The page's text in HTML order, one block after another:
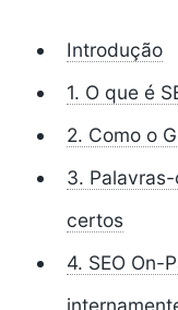
Introdução
1. O que é
2. Como o
3.
certos
4. SEO On-